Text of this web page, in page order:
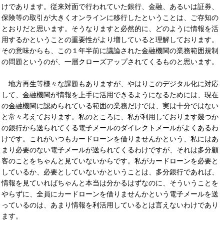
けであります。従来対面で行われていた銀行、金融、あるいは証券、
保険等の取引が大きくオンラインに移行したということは、ご存知の
とおりだと思います。そうなりますと必然的に、どのように情報を活
用するかということの重要性がより増していると理解しております。
その意味からも、この１年半前に議論された金融機関の業務範囲規制
の問題というのが、一層クローズアップされてくるものと思います。
地方再生等様々な課題もありますが、やはりこのデジタル化に対応
して、金融機関が情報を上手に活用できるようになるためには、現在
の金融機関に認められている範囲の業務だけでは、実は十分ではない
と常々考えております。私のところに、私が利用しております幾つか
の銀行から送られてくる電子メールのダイレクトメールがよくあるわ
けです。これがいつもカードローンを借りませんかという、私にはあ
まり必要のない電子メールが送られてくるわけですが、それは多分顧
客のことをちゃんと見ていないからです。私がカードローンを必要と
しているか、必要としていないかということは、多分銀行であれば、
情報を見ていればちゃんと本当は分かるはずなのに、そういうことを
やらずに、全員にカードローンを借りませんかという電子メールを送
っているのは、あまり情報を利活用しているとは言えないわけであり
ます。